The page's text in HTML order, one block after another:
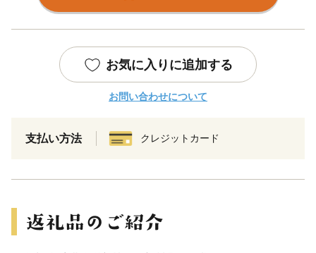
お気に入りに追加する
お問い合わせについて
支払い方法 クレジットカード